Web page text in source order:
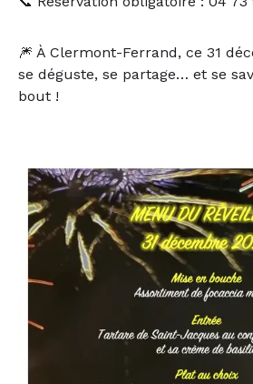
🎆 À Clermont-Ferrand, ce 31
se déguste, se partage… et se
bout !